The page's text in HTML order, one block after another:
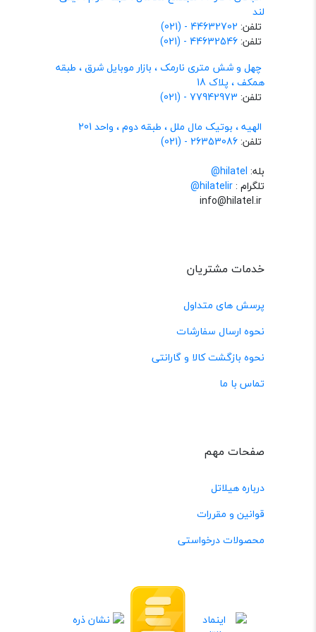
لند
تلفن: 44632702 - (021)
تلفن:44632546 - (021)
چهل و شش متری نارمک ، بازار موبایل شرق ، طبقه
همکف ، پلاک 18
تلفن: 77942973 - (021)
الهیه ، بوتیک مال ملل ، طبقه دوم ، واحد 201
تلفن:26353086 - (021)
بله: hilatel@
تلگرام :@hilatelir
خدمات مشتریان
پرسش های متداول
نحوه ارسال سفارشات
نحوه بازگشت کالا و گارانتی
تماس با ما
صفحات مهم
درباره هیلاتل
قوانین و مقررات
محصولات درخواستی